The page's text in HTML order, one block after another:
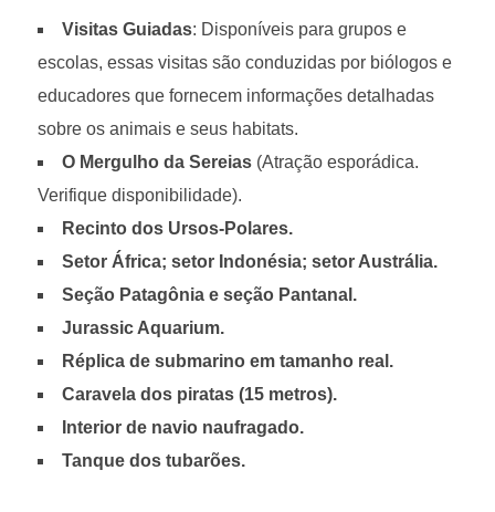
Visitas Guiadas: Disponíveis para grupos e
escolas, essas visitas são conduzidas por biólogos e
educadores que fornecem informações detalhadas
sobre os animais e seus habitats.
O Mergulho da Sereias (Atração esporádica.
Verifique disponibilidade).
Recinto dos Ursos-Polares.
Setor África; setor Indonésia; setor Austrália.
Seção Patagônia e seção Pantanal.
Jurassic Aquarium.
Réplica de submarino em tamanho real.
Caravela dos piratas (15 metros).
Interior de navio naufragado.
Tanque dos tubarões.